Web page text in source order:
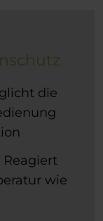
die
Reagiert
wie